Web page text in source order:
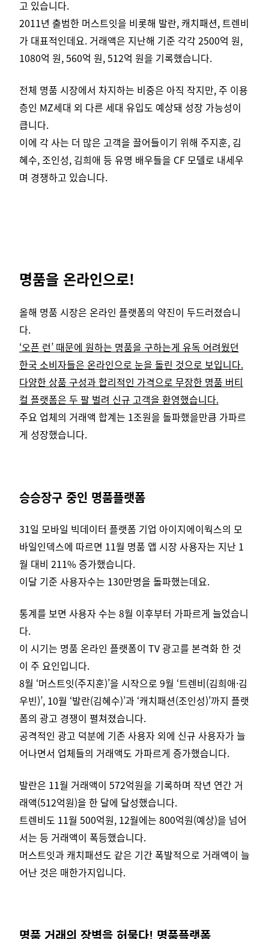
고 있습니다.
2011년 출범한 머스트잇을 비롯해 발란, 캐치패션, 트렌비
가 대표적인데요. 거래액은 지난해 기준 각각 2500억 원,
1080억 원, 560억 원, 512억 원을 기록했습니다.
전체 명품 시장에서 차지하는 비중은 아직 작지만, 주 이용
층인 MZ세대 외 다른 세대 유입도 예상돼 성장 가능성이
큽니다.
이에 각 사는 더 많은 고객을 끌어들이기 위해 주지훈, 김
혜수, 조인성, 김희애 등 유명 배우들을 CF 모델로 내세우
며 경쟁하고 있습니다.
명품을 온라인으로!
올해 명품 시장은 온라인 플랫폼의 약진이 두드러졌습니
다.
‘오픈 런’ 때문에 원하는 명품을 구하는게 유독 어려웠던
한국 소비자들은 온라인으로 눈을 돌린 것으로 보입니다.
다양한 상품 구성과 합리적인 가격으로 무장한 명품 버티
컬 플랫폼은 두 팔 벌려 신규 고객을 환영했습니다.
주요 업체의 거래액 합계는 1조원을 돌파했을만큼 가파르
게 성장했습니다.
승승장구 중인 명품플랫폼
31일 모바일 빅데이터 플랫폼 기업 아이지에이웍스의 모
바일인덱스에 따르면 11월 명품 앱 시장 사용자는 지난 1
월 대비 211% 증가했습니다.
이달 기준 사용자수는 130만명을 돌파했는데요.
통계를 보면 사용자 수는 8월 이후부터 가파르게 늘었습니
다.
이 시기는 명품 온라인 플랫폼이 TV 광고를 본격화 한 것
이 주 요인입니다.
8월 ‘머스트잇(주지훈)’을 시작으로 9월 ‘트렌비(김희애·김
우빈)’, 10월 ‘발란(김혜수)’과 ‘캐치패션(조인성)’까지 플랫
폼의 광고 경쟁이 펼쳐졌습니다.
공격적인 광고 덕분에 기존 사용자 외에 신규 사용자가 늘
어나면서 업체들의 거래액도 가파르게 증가했습니다.
발란은 11월 거래액이 572억원을 기록하며 작년 연간 거
래액(512억원)을 한 달에 달성했습니다.
트렌비도 11월 500억원, 12월에는 800억원(예상)을 넘어
서는 등 거래액이 폭등했습니다.
머스트잇과 캐치패션도 같은 기간 폭발적으로 거래액이 늘
어난 것은 매한가지입니다.
명품 거래의 장벽을 허물다! 명품플랫폼